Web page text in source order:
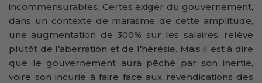
incommensurables. Certes exiger du gouvernement,
dans un contexte de marasme de cette amplitude,
une augmentation de 300% sur les salaires, relève
plutôt de l’aberration et de l’hérésie. Mais il est à dire
que le gouvernement aura pêché par son inertie,
voire son incurie à faire face aux revendications des